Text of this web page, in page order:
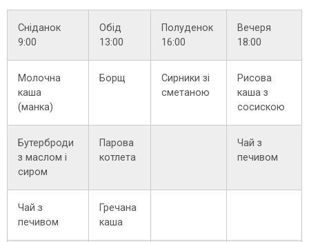
Сніданок
9:00
Обід
13:00
Полуденок
16:00
Вечеря
18:00
Молочна
каша
(манка)
Борщ
Сирники зі
сметаною
Рисова
каша з
сосискою
Бутерброди
з маслом і
сиром
Парова
котлета
Чай з
печивом
Чай з
печивом
Гречана
каша